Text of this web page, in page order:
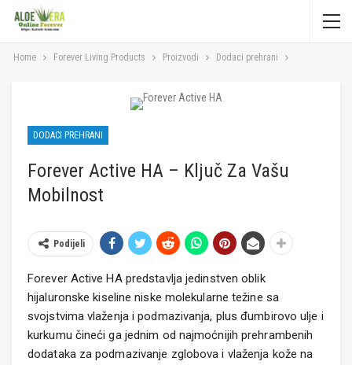
Home Forever Living Products Proizvodi Dodaci prehrani
DODACI PREHRANI
Forever Active HA – Ključ Za Vašu
Mobilnost
Podijeli
Forever Active HA predstavlja jedinstven oblik
hijaluronske kiseline niske molekularne težine sa
svojstvima vlaženja i podmazivanja, plus đumbirovo ulje i
kurkumu čineći ga jednim od najmoćnijih prehrambenih
dodataka za podmazivanje zglobova i vlaženja kože na